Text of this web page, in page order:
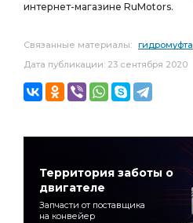
интернет-магазине RuMotors.
Связанные материалы: гидромуфта
Дата публикации: 23 сентября 2020
Территория заботы о
двигателе
Запчасти от поставщика
на конвейер